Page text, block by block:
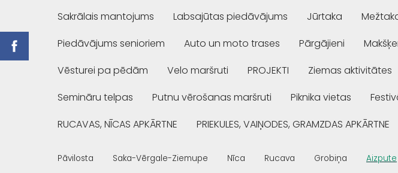
Sakrālais mantojums
Labsajūtas piedāvājums Jūrtaka
Piedāvājums senioriem
Auto un moto trases Pārgājieni
Vēsturei pa pēdām
Velo maršruti PROJEKTI Ziemas aktivitātes
Semināru telpas
Putnu vērošanas maršruti Piknika vietas
RUCAVAS, NĪCAS APKĀRTNE
PRIEKULES, VAIŅODES, GRAMZDAS APKĀRTNE
Pāvilosta Saka-Vērgale-Ziemupe Nīca Rucava Grobiņa Aizpute